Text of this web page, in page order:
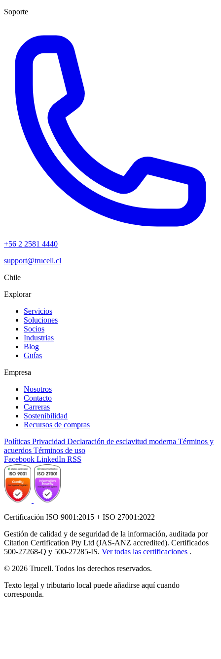
Soporte
+56 2 2581 4440
support@trucell.cl
Chile
Explorar
Servicios
Soluciones
Socios
Industrias
Blog
Guías
Empresa
Nosotros
Contacto
Carreras
Sostenibilidad
Recursos de compras
Políticas Privacidad Declaración de esclavitud moderna Términos y
acuerdos Términos de uso
Facebook LinkedIn RSS
Certificación ISO 9001:2015 + ISO 27001:2022
Gestión de calidad y de seguridad de la información, auditada por
Citation Certification Pty Ltd (JAS-ANZ accredited). Certificados
500-27268-Q y 500-27285-IS. Ver todas las certificaciones .
© 2026 Trucell. Todos los derechos reservados.
Texto legal y tributario local puede añadirse aquí cuando
corresponda.